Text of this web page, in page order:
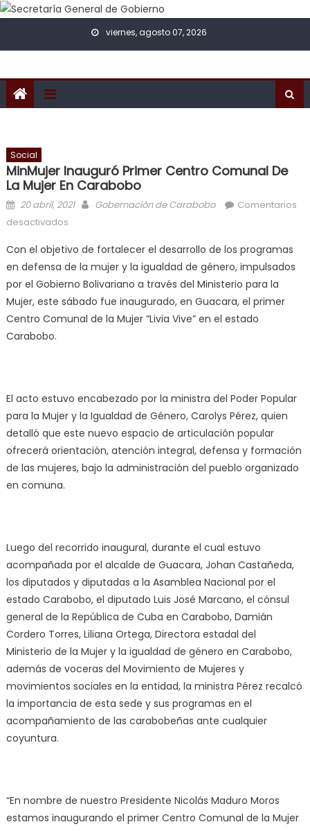
Skip to content
viernes, agosto 07, 2026
Social
MinMujer Inauguró Primer Centro Comunal De
La Mujer En Carabobo
Posted on
20 abril, 2021 Author
Gobernación de Carabobo
Comentarios
desactivados
Con el objetivo de fortalecer el desarrollo de los programas
en defensa de la mujer y la igualdad de género, impulsados
por el Gobierno Bolivariano a través del Ministerio para la
Mujer, este sábado fue inaugurado, en Guacara, el primer
Centro Comunal de la Mujer “Livia Vive” en el estado
Carabobo.
El acto estuvo encabezado por la ministra del Poder Popular
para la Mujer y la Igualdad de Género, Carolys Pérez, quien
detalló que este nuevo espacio de articulación popular
ofrecerá orientación, atención integral, defensa y formación
de las mujeres, bajo la administración del pueblo organizado
en comuna.
Luego del recorrido inaugural, durante el cual estuvo
acompañada por el alcalde de Guacara, Johan Castañeda,
los diputados y diputadas a la Asamblea Nacional por el
estado Carabobo, el diputado Luis José Marcano, el cónsul
general de la República de Cuba en Carabobo, Damián
Cordero Torres, Liliana Ortega, Directora estadal del
Ministerio de la Mujer y la igualdad de género en Carabobo,
además de voceras del Movimiento de Mujeres y
movimientos sociales en la entidad, la ministra Pérez recalcó
la importancia de esta sede y sus programas en el
acompañamiento de las carabobeñas ante cualquier
coyuntura.
“En nombre de nuestro Presidente Nicolás Maduro Moros
estamos inaugurando el primer Centro Comunal de la Mujer